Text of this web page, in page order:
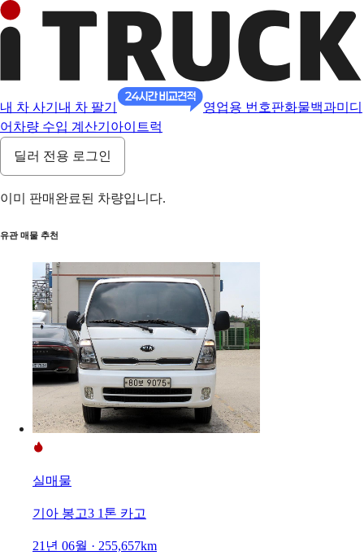
내 차 사기 내 차 팔기 영업용 번호판화물백과미디
어 차량 수입 계산기 아이트럭
딜러 전용 로그인
이미 판매완료된 차량입니다.
유관 매물 추천
실매물
기아 봉고3 1톤 카고
21년 06월 · 255,657km